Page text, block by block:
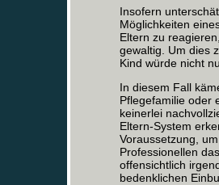
Insofern
Möglichkeiten
Eltern zu
gewaltig. Um dies
Kind würde nicht
In diesem Fall
Pflegefamilie oder
keinerlei
Eltern-System
Voraussetzung,
Professionellen
offensichtlich
bedenklichen